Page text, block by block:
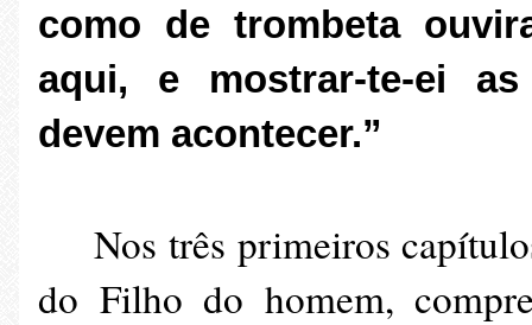
como de trombeta
aqui, e mostrar-te-ei
devem acontecer.”
Nos três primeiros
do Filho do homem,